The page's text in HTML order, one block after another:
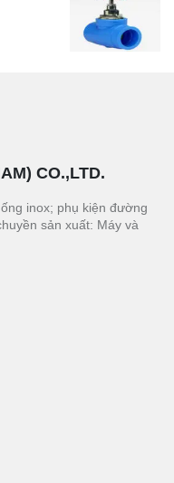
CO.,LTD.
inox; phụ kiện đường
sản xuất: Máy và